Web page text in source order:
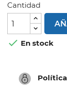
Cantidad
 En stock